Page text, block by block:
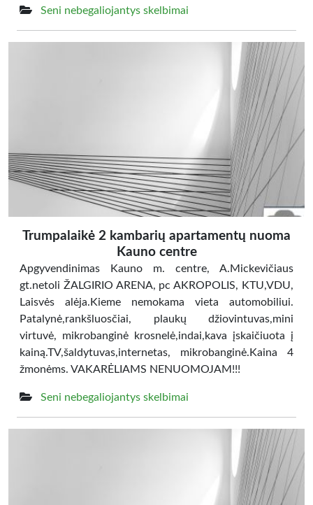
Seni nebegaliojantys skelbimai
Trumpalaikė 2 kambarių apartamentų nuoma
Kauno centre
Apgyvendinimas Kauno m. centre, A.Mickevičiaus
gt.netoli ŽALGIRIO ARENA, pc AKROPOLIS, KTU,VDU,
Laisvės alėja.Kieme nemokama vieta automobiliui.
Patalynė,rankšluosčiai, plaukų džiovintuvas,mini
virtuvė, mikrobanginė krosnelė,indai,kava įskaičiuota į
kainą.TV,šaldytuvas,internetas, mikrobanginė.Kaina 4
žmonėms. VAKARĖLIAMS NENUOMOJAM!!!
Seni nebegaliojantys skelbimai